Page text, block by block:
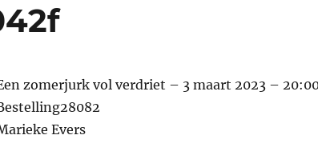
zomerjurk vol verdriet – 3 maart 2023 –
Evers